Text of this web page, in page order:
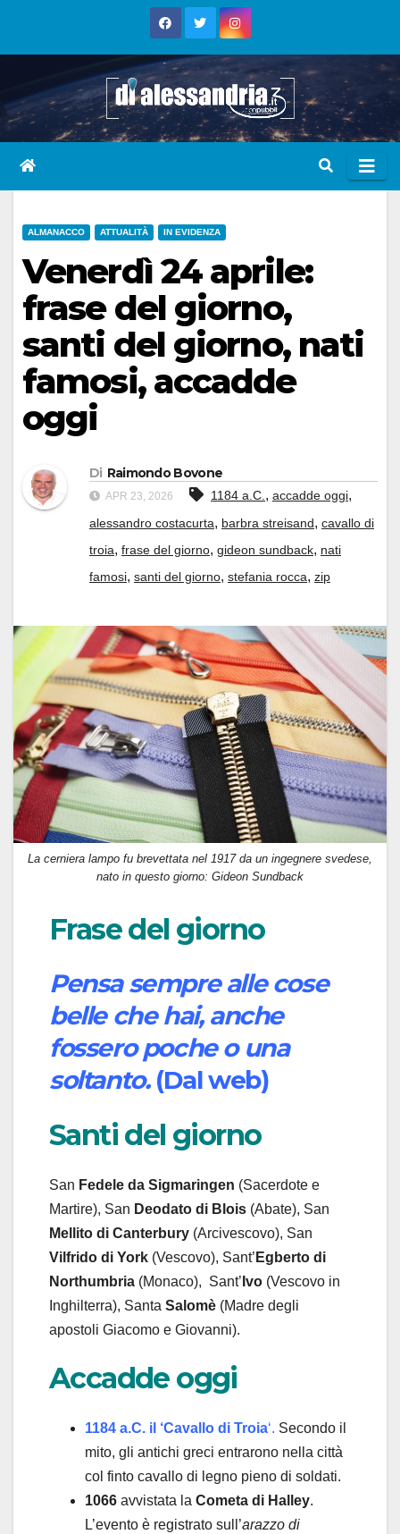
ALMANACCO ATTUALITÀ IN EVIDENZA
Venerdì 24 aprile:
frase del giorno,
santi del giorno, nati
famosi, accadde
oggi
Di Raimondo Bovone
APR 23, 2026 1184 a.C., accadde oggi,
alessandro costacurta, barbra streisand, cavallo di
troia, frase del giorno, gideon sundback, nati
famosi, santi del giorno, stefania rocca, zip
La cerniera lampo fu brevettata nel 1917 da un ingegnere svedese,
nato in questo giorno: Gideon Sundback
Frase del giorno
Pensa sempre alle cose
belle che hai, anche
fossero poche o una
soltanto.(Dal web)
Santi del giorno
San Fedele da Sigmaringen (Sacerdote e
Martire), San Deodato di Blois (Abate), San
Mellito di Canterbury (Arcivescovo), San
Vilfrido di York (Vescovo), Sant’ Egberto di
Northumbria (Monaco), Sant’ Ivo (Vescovo in
Inghilterra), Santa Salomè (Madre degli
apostoli Giacomo e Giovanni).
Accadde oggi
1184 a.C. il ‘Cavallo di Troia‘. Secondo il
mito, gli antichi greci entrarono nella città
col finto cavallo di legno pieno di soldati.
1066 avvistata la Cometa di Halley.
L’evento è registrato sull’arazzo di